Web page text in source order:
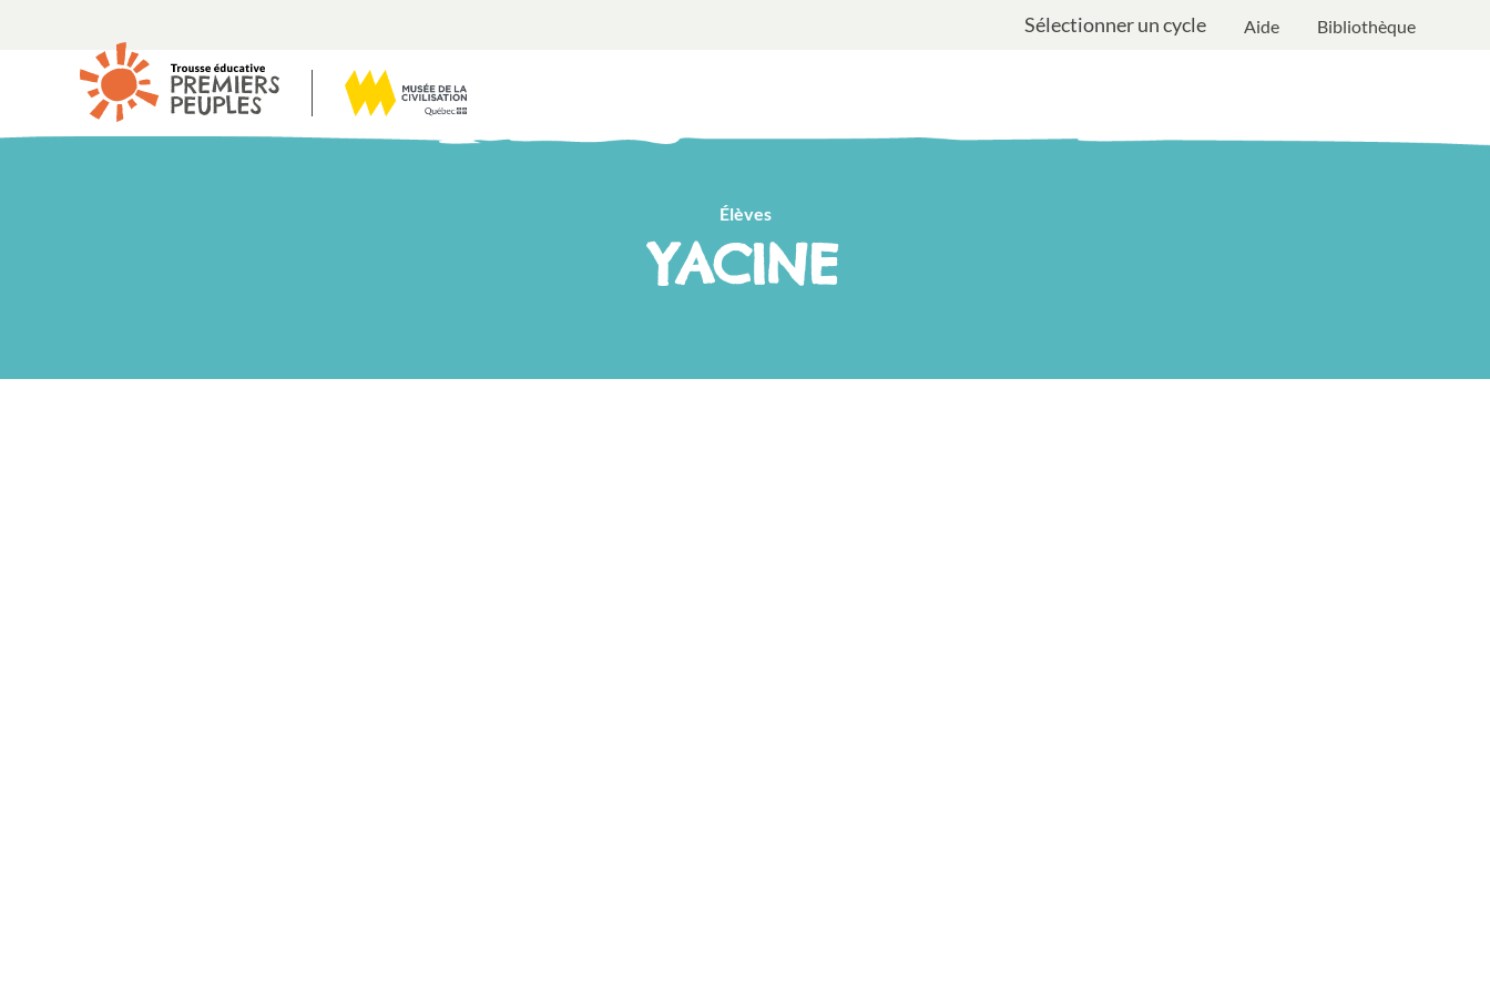
Sélectionner un cycle Aide Bibliothèque
Élèves
YACINE